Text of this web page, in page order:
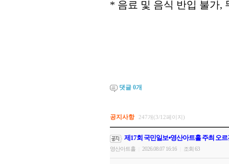
* 음료 및 음식 반입 불가,
댓글 0개
공지사항 247개(3/12페이지)
제17회 국민일보⦁영산아트홀 주최 오
영산아트홀 2026.08.07 16:16 조회 63